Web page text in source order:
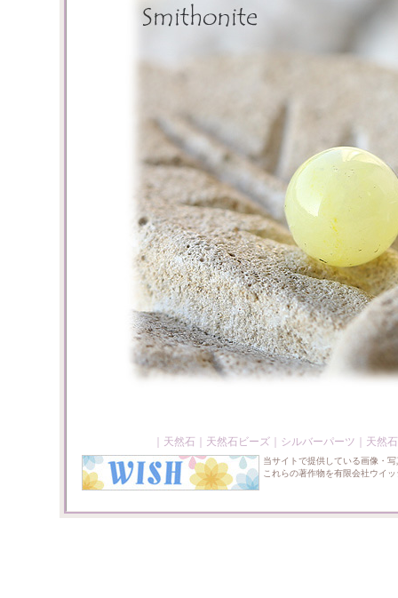
天然石 天然石ビーズ シルバーパーツ 天然
当サイトで提供している画像・
これらの著作物を有限会社ウイ